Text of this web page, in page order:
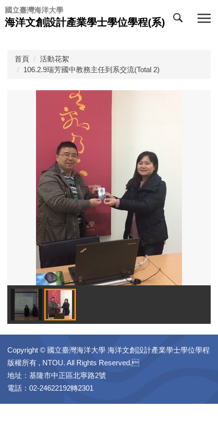
跳
到
主
國立臺灣海洋大學
海洋文創設計產業學士學位學程(系)
首頁
活動花絮
106.2.9瑞芳國中教務主任到系交流(Total 2)
Copyright © 國立臺灣海洋大學 海洋文創設計產業學士學位學程
版權所有 , NTOU. All Rights Reserved.
地址：基隆市中正區北寧路2號
電話：02-24622192轉2301